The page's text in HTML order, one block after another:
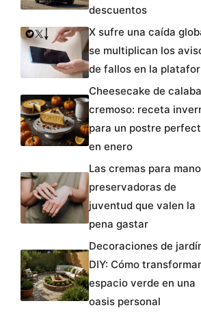
descuentos
X sufre una caída
se multiplican los
de fallos en la
Cheesecake de
cremoso: receta
para un postre
en enero
Las cremas para
preservadoras de
juventud que valen la
pena gastar
Decoraciones de
DIY: Cómo
espacio verde en una
oasis personal